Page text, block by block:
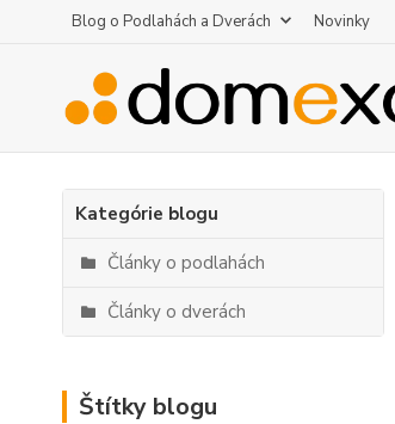
Blog o Podlahách a Dverách Novinky
Kategórie blogu
Články o podlahách
Články o dverách
Štítky blogu